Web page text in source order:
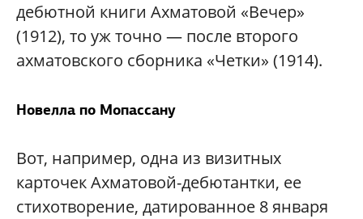
дебютной книги Ахматовой «Вечер»
(1912), то уж точно — после второго
ахматовского сборника «Четки» (1914).
Новелла по Мопассану
Вот, например, одна из визитных
карточек Ахматовой-дебютантки, ее
стихотворение, датированное 8 января